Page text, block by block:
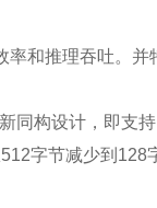
和推理吞吐。
构设计，即支持
字节减少到